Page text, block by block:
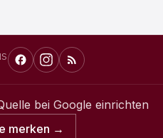
bei Google einrichten
merken →